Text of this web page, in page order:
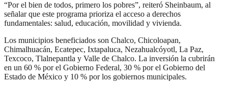
“Por el bien de todos, primero los pobres”, reiteró Sheinbaum, al
señalar que este programa prioriza el acceso a derechos
fundamentales: salud, educación, movilidad y vivienda.
Los municipios beneficiados son Chalco, Chicoloapan,
Chimalhuacán, Ecatepec, Ixtapaluca, Nezahualcóyotl, La Paz,
Texcoco, Tlalnepantla y Valle de Chalco. La inversión la cubrirán
en un 60 % por el Gobierno Federal, 30 % por el Gobierno del
Estado de México y 10 % por los gobiernos municipales.